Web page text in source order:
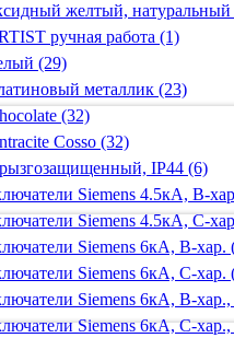
желтый,
ручная работа (1)
(29)
металлик (23)
(32)
Cosso (32)
IP44 (6)
Siemens 4.5кА, B-
Siemens 4.5кА, C-
Siemens 6кА, B-хар.
Siemens 6кА, С-хар.
Siemens 6кА, B-
Siemens 6кА, C-